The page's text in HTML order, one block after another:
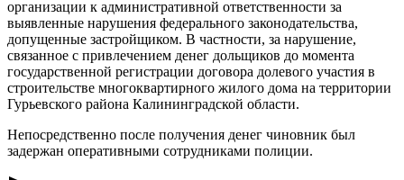
организации к административной ответственности за
выявленные нарушения федерального законодательства,
допущенные застройщиком. В частности, за нарушение,
связанное с привлечением денег дольщиков до момента
государственной регистрации договора долевого участия в
строительстве многоквартирного жилого дома на территории
Гурьевского района Калининградской области.
Непосредственно после получения денег чиновник был
задержан оперативными сотрудниками полиции.